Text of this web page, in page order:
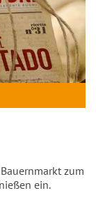
zum
ein.